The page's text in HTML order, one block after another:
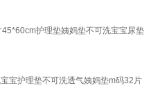
护理垫姨妈垫不可洗宝宝尿垫
宝护理垫不可洗透气姨妈垫m码32片